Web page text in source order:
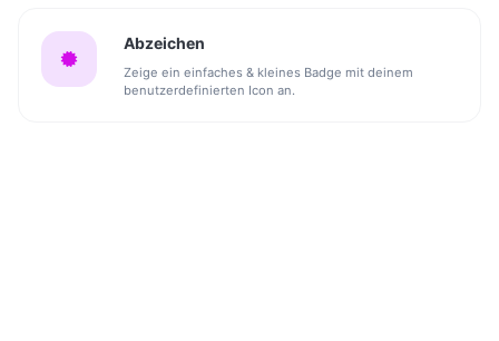
Abzeichen
Zeige ein einfaches & kleines Badge mit deinem
benutzerdefinierten Icon an.